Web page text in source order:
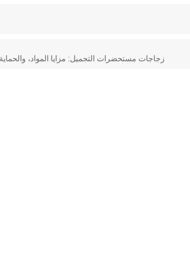
زجاجات مستحضرات التجميل: مزايا المواد،